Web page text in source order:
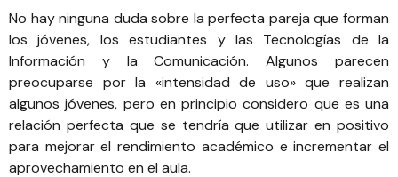
No hay ninguna duda sobre la perfecta pareja que forman
los jóvenes, los estudiantes y las Tecnologías de la
Información y la Comunicación. Algunos parecen
preocuparse por la «intensidad de uso» que realizan
algunos jóvenes, pero en principio considero que es una
relación perfecta que se tendría que utilizar en positivo
para mejorar el rendimiento académico e incrementar el
aprovechamiento en el aula.